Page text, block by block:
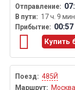
17 ч. 9
00:57
Купить
485Й
Москва